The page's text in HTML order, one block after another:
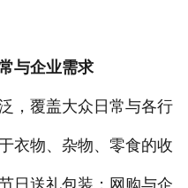
造草坪减震垫
与企业需求
覆盖大众日常与各行
衣物、杂物、零食的收